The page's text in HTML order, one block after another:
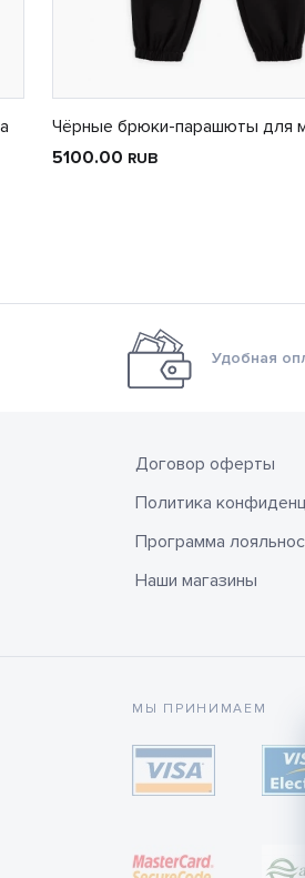
Чёрные брюки-парашюты для
5100.00 RUB
Удобная
Договор оферты
Политика
Программа
Наши магазины
МЫ ПРИНИМАЕМ